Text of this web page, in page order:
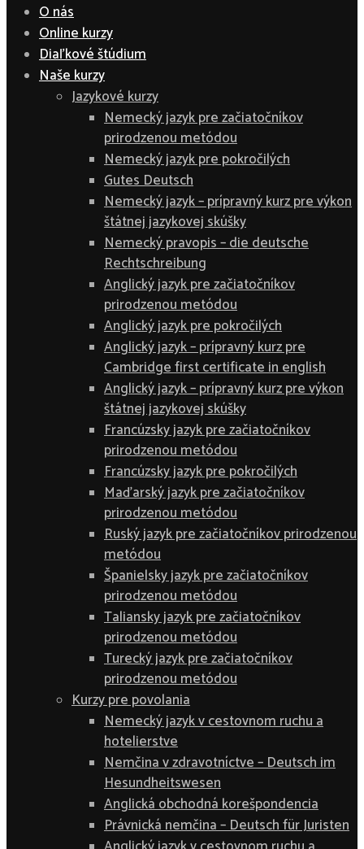
O nás
Online kurzy
Diaľkové štúdium
Naše kurzy
Jazykové kurzy
Nemecký jazyk pre začiatočníkov
prirodzenou metódou
Nemecký jazyk pre pokročilých
Gutes Deutsch
Nemecký jazyk – prípravný kurz pre výkon
štátnej jazykovej skúšky
Nemecký pravopis – die deutsche
Rechtschreibung
Anglický jazyk pre začiatočníkov
prirodzenou metódou
Anglický jazyk pre pokročilých
Anglický jazyk – prípravný kurz pre
Cambridge first certificate in english
Anglický jazyk – prípravný kurz pre výkon
štátnej jazykovej skúšky
Francúzsky jazyk pre začiatočníkov
prirodzenou metódou
Francúzsky jazyk pre pokročilých
Maďarský jazyk pre začiatočníkov
prirodzenou metódou
Ruský jazyk pre začiatočníkov prirodzenou
metódou
Španielsky jazyk pre začiatočníkov
prirodzenou metódou
Taliansky jazyk pre začiatočníkov
prirodzenou metódou
Turecký jazyk pre začiatočníkov
prirodzenou metódou
Kurzy pre povolania
Nemecký jazyk v cestovnom ruchu a
hotelierstve
Nemčina v zdravotníctve – Deutsch im
Hesundheitswesen
Anglická obchodná korešpondencia
Právnická nemčina – Deutsch für Juristen